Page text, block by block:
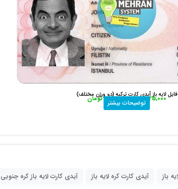
فایل لایه باز آیدی کارت ترکیه (دو ورژن مختلف)
25,000 تومان –
660,000 تومان توضیحات بیشتر
آیدی کارت کره لایه باز آیدی کارت لایه باز کره جنوبی